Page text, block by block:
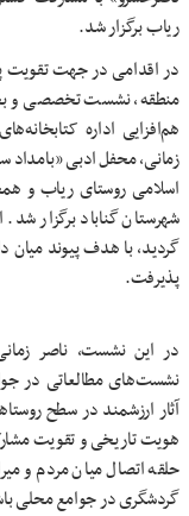
ریاب برگزار شد.
در اقدامی در جهت تقویت
منطقه، نشست تخصصی و
هم‌افزایی اداره
زمانی، محفل ادبی
اسلامی روستای ریاب و
شهرستان گناباد برگزار
گردید، با هدف پیوند
پذیرفت.
در این نشست، ناصر
نشست‌های مطالعاتی در
آثار ارزشمند در سطح
هویت تاریخی و تقویت
حلقه اتصال میان مردم و
گردشگری در جوامع محلی